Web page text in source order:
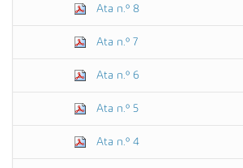
Ata n.º 8
Ata n.º 7
Ata n.º 6
Ata n.º 5
Ata n.º 4